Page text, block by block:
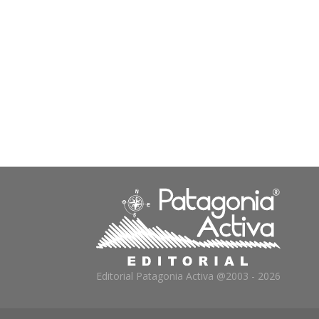
Editorial Patagonia Activa @2003 - 2026